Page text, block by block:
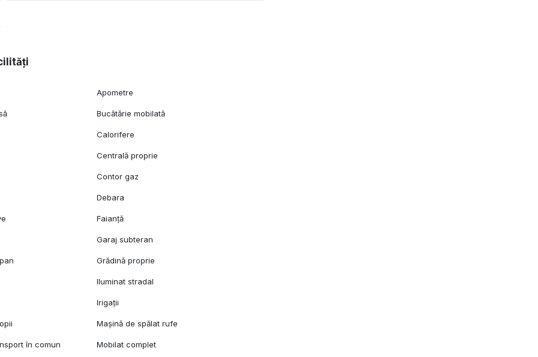
nu ezitați să mă contactați
Apometre
Bucătărie mobilată
Calorifere
Centrală proprie
Contor gaz
Debara
Faianță
Garaj subteran
Grădină proprie
Iluminat stradal
Irigații
Mașină de spălat rufe
în comun Mobilat complet